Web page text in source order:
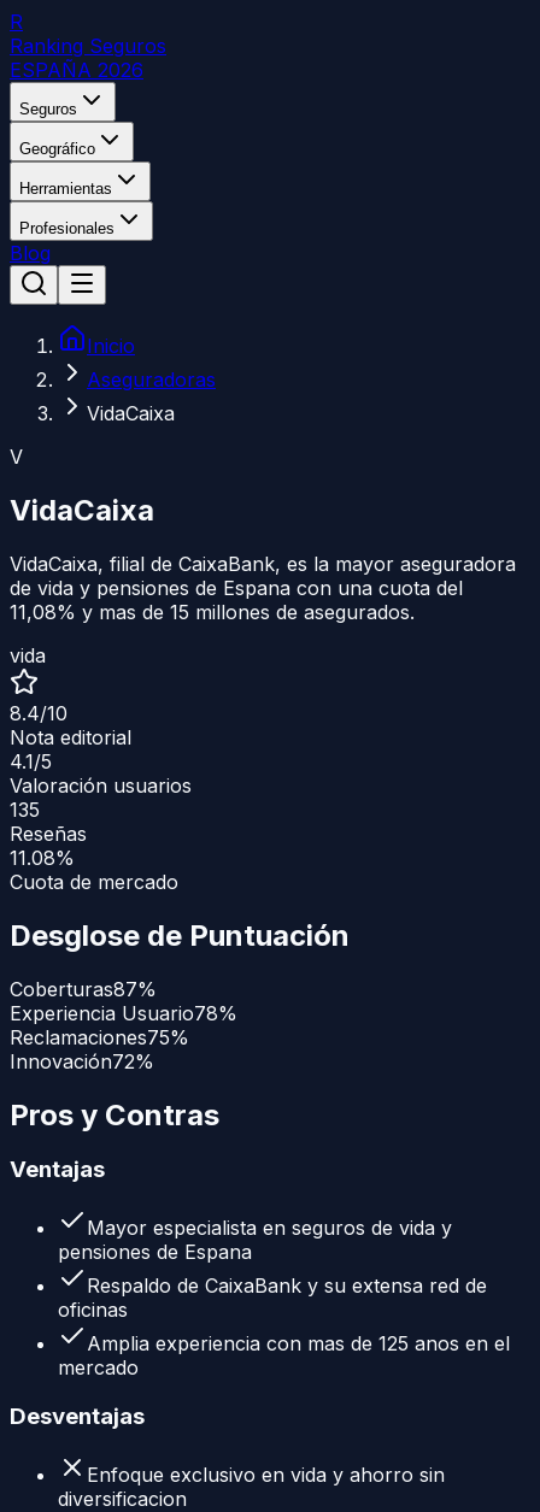
R
Ranking Seguros
ESPAÑA 2026
Seguros
Geográfico
Herramientas
Profesionales
Blog
Inicio
Aseguradoras
VidaCaixa
V
VidaCaixa
VidaCaixa, filial de CaixaBank, es la mayor aseguradora
de vida y pensiones de Espana con una cuota del
11,08% y mas de 15 millones de asegurados.
vida
8.4/10
Nota editorial
4.1/5
Valoración usuarios
135
Reseñas
11.08%
Cuota de mercado
Desglose de Puntuación
Coberturas87%
Experiencia Usuario78%
Reclamaciones75%
Innovación72%
Pros y Contras
Ventajas
Mayor especialista en seguros de vida y
pensiones de Espana
Respaldo de CaixaBank y su extensa red de
oficinas
Amplia experiencia con mas de 125 anos en el
mercado
Desventajas
Enfoque exclusivo en vida y ahorro sin
diversificacion